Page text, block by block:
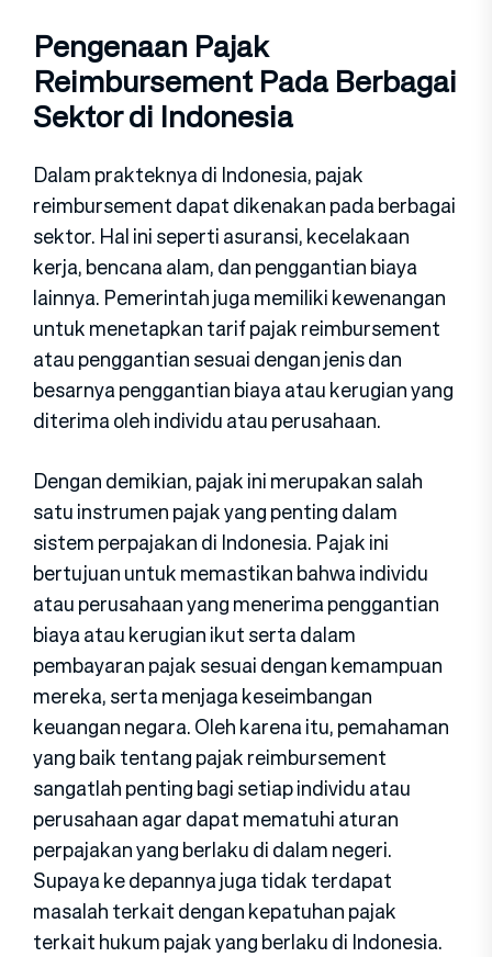
Pengenaan Pajak
Reimbursement Pada Berbagai
Sektor di Indonesia
Dalam prakteknya di Indonesia, pajak
reimbursement dapat dikenakan pada berbagai
sektor. Hal ini seperti asuransi, kecelakaan
kerja, bencana alam, dan penggantian biaya
lainnya. Pemerintah juga memiliki kewenangan
untuk menetapkan tarif pajak reimbursement
atau penggantian sesuai dengan jenis dan
besarnya penggantian biaya atau kerugian yang
diterima oleh individu atau perusahaan.
Dengan demikian, pajak ini merupakan salah
satu instrumen pajak yang penting dalam
sistem perpajakan di Indonesia. Pajak ini
bertujuan untuk memastikan bahwa individu
atau perusahaan yang menerima penggantian
biaya atau kerugian ikut serta dalam
pembayaran pajak sesuai dengan kemampuan
mereka, serta menjaga keseimbangan
keuangan negara. Oleh karena itu, pemahaman
yang baik tentang pajak reimbursement
sangatlah penting bagi setiap individu atau
perusahaan agar dapat mematuhi aturan
perpajakan yang berlaku di dalam negeri.
Supaya ke depannya juga tidak terdapat
masalah terkait dengan kepatuhan pajak
terkait hukum pajak yang berlaku di Indonesia.